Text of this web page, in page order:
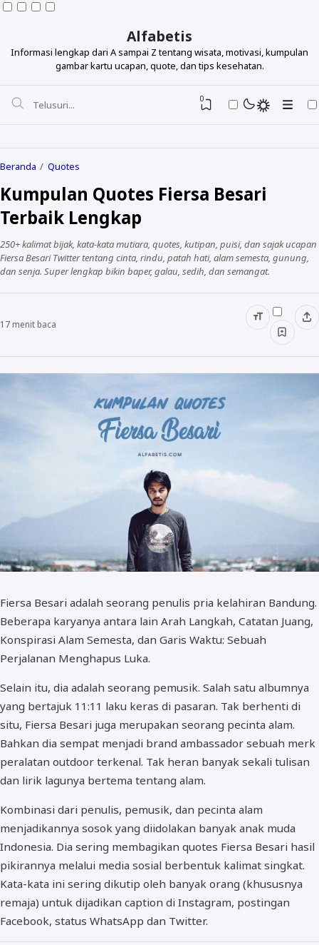
Alfabetis
Informasi lengkap dari A sampai Z tentang wisata, motivasi, kumpulan
gambar kartu ucapan, quote, dan tips kesehatan.
Berdasarkan Topik
Berdasarkan Tokoh
Lihat Semua Quotes
0
Beranda Quotes
Kumpulan Quotes Fiersa Besari
Terbaik Lengkap
250+ kalimat bijak, kata-kata mutiara, quotes, kutipan, puisi, dan sajak ucapan
Fiersa Besari Twitter tentang cinta, rindu, patah hati, alam semesta, gunung,
dan senja. Super lengkap bikin baper, galau, sedih, dan semangat.
17 menit baca
Fiersa Besari adalah seorang penulis pria kelahiran Bandung.
Beberapa karyanya antara lain Arah Langkah, Catatan Juang,
Konspirasi Alam Semesta, dan Garis Waktu: Sebuah
Perjalanan Menghapus Luka.
Selain itu, dia adalah seorang pemusik. Salah satu albumnya
yang bertajuk 11:11 laku keras di pasaran. Tak berhenti di
situ, Fiersa Besari juga merupakan seorang pecinta alam.
Bahkan dia sempat menjadi brand ambassador sebuah merk
peralatan outdoor terkenal. Tak heran banyak sekali tulisan
dan lirik lagunya bertema tentang alam.
Kombinasi dari penulis, pemusik, dan pecinta alam
menjadikannya sosok yang diidolakan banyak anak muda
Indonesia. Dia sering membagikan quotes Fiersa Besari hasil
pikirannya melalui media sosial berbentuk kalimat singkat.
Kata-kata ini sering dikutip oleh banyak orang (khususnya
remaja) untuk dijadikan caption di Instagram, postingan
Facebook, status WhatsApp dan Twitter.